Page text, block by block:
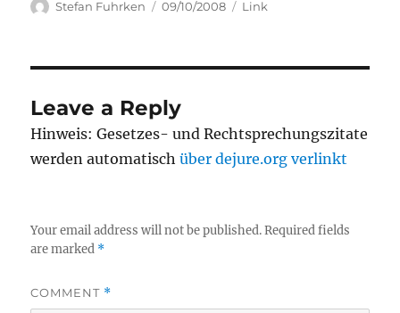
Author
Stefan Fuhrken
Posted
09/10/2008 Categories
Link
Leave a Reply
Hinweis: Gesetzes- und Rechtsprechungszitate
werden automatischüber dejure.org verlinkt
Your email address will not be published. Required fields
are marked *
COMMENT *